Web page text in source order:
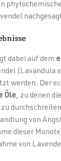
dabei auf dem
(Lavandula
werden. Der
Öle, zu denen
von
dieser
von